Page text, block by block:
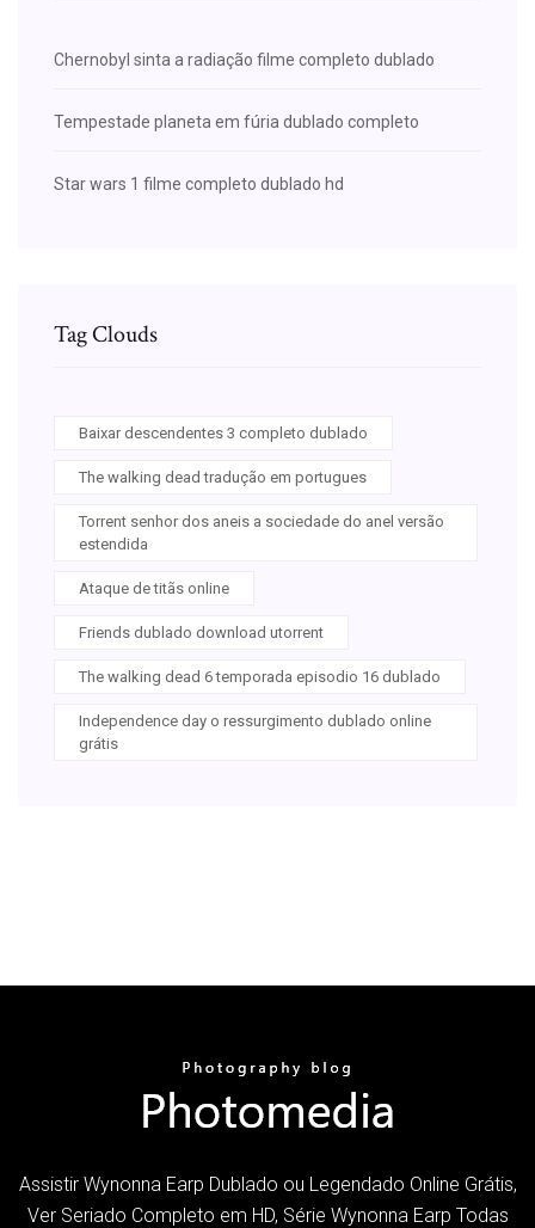
Chernobyl sinta a radiação filme completo dublado
Tempestade planeta em fúria dublado completo
Star wars 1 filme completo dublado hd
Tag Clouds
Baixar descendentes 3 completo dublado
The walking dead tradução em portugues
Torrent senhor dos aneis a sociedade do anel versão
estendida
Ataque de titãs online
Friends dublado download utorrent
The walking dead 6 temporada episodio 16 dublado
Independence day o ressurgimento dublado online
grátis
Assistir Wynonna Earp Dublado ou Legendado Online Grátis,
Ver Seriado Completo em HD, Série Wynonna Earp Todas